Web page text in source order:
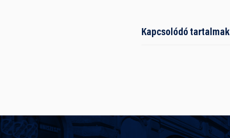
Kapcsolódó tartalmak